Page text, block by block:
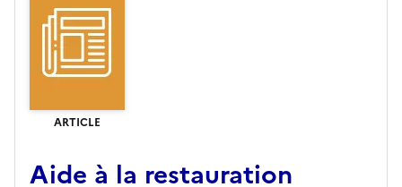
ARTICLE
Aide à la restauration